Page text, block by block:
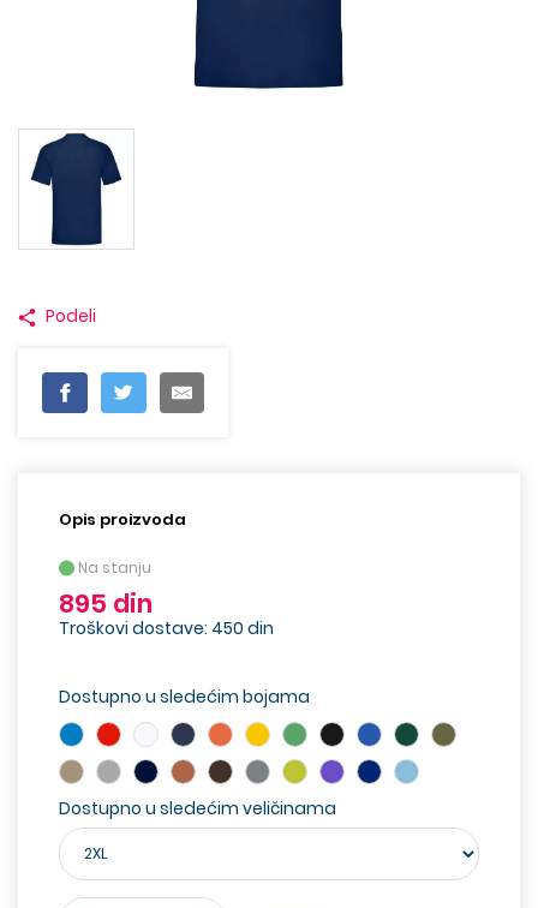
Podeli
Opis proizvoda
Na stanju
895 din
Troškovi dostave: 450 din
Dostupno u sledećim bojama
Dostupno u sledećim veličinama